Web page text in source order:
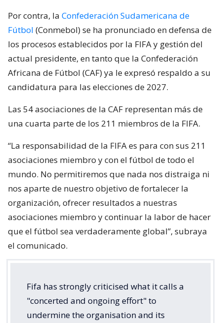
Por contra, la Confederación Sudamericana de
Fútbol (Conmebol) se ha pronunciado en defensa de
los procesos establecidos por la FIFA y gestión del
actual presidente, en tanto que la Confederación
Africana de Fútbol (CAF) ya le expresó respaldo a su
candidatura para las elecciones de 2027.
Las 54 asociaciones de la CAF representan más de
una cuarta parte de los 211 miembros de la FIFA.
“La responsabilidad de la FIFA es para con sus 211
asociaciones miembro y con el fútbol de todo el
mundo. No permitiremos que nada nos distraiga ni
nos aparte de nuestro objetivo de fortalecer la
organización, ofrecer resultados a nuestras
asociaciones miembro y continuar la labor de hacer
que el fútbol sea verdaderamente global”, subraya
el comunicado.
Fifa has strongly criticised what it calls a
"concerted and ongoing effort" to
undermine the organisation and its